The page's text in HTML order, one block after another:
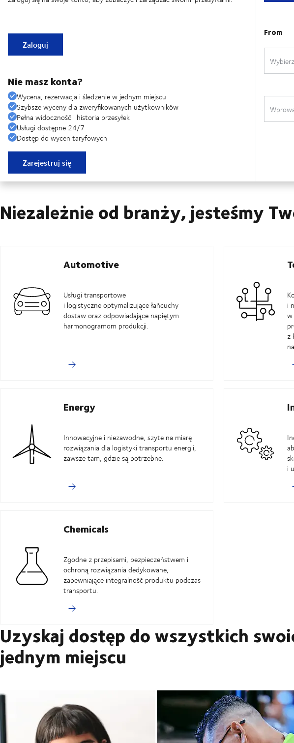
Zaloguj
Nie masz konta?
Wycena, rezerwacja i śledzenie w jednym miejscu
Szybsze wyceny dla zweryfikowanych użytkowników
Pełna widoczność i historia przesyłek
Usługi dostępne 24/7
Dostęp do wycen taryfowych
Zarejestruj się
Niezależnie od branży, jesteśmy
Automotive
Usługi transportowe
i logistyczne optymalizujące łańcuchy
dostaw oraz odpowiadające napiętym
harmonogramom produkcji.
i
w
z
Energy
Innowacyjne i niezawodne, szyte na miarę
rozwiązania dla logistyki transportu energii,
zawsze tam, gdzie są potrzebne.
i
Chemicals
Zgodne z przepisami, bezpieczeństwem i
ochroną rozwiązania dedykowane,
zapewniające integralność produktu podczas
transportu.
Uzyskaj dostęp do wszystkich
jednym miejscu